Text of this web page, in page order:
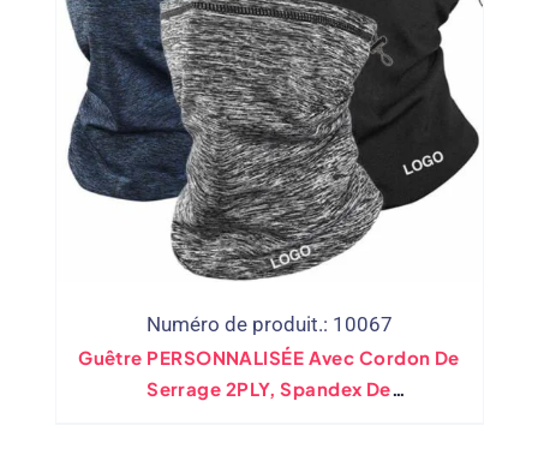
Numéro de produit.: 10067
Guêtre PERSONNALISÉE Avec Cordon De
Serrage 2PLY, Spandex De